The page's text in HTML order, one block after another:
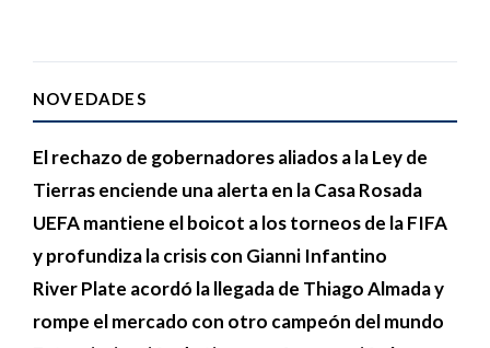
NOVEDADES
El rechazo de gobernadores aliados a la Ley de
Tierras enciende una alerta en la Casa Rosada
UEFA mantiene el boicot a los torneos de la FIFA
y profundiza la crisis con Gianni Infantino
River Plate acordó la llegada de Thiago Almada y
rompe el mercado con otro campeón del mundo